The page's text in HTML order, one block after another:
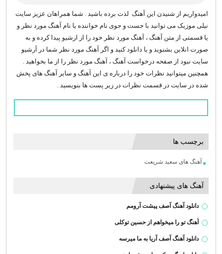
امیدواریم از شنیدن این آهنگ لذت برده باشید . شما همراهان عزیز سایت
نیلی موزیک می توانید با جست و جوی نام خواننده یا نام آهنگ مورد نظر و
یا قسمتی از متن آهنگ ، آهنگ مورد نظر خود را از ارشیو پیدا کرده و به
صورت انلاین بشنوید و یا دانلود کنید و اگر آهنگ مورد نظر شما در آرشیو
سایت نبود از صفحه درخواست آهنگ ، آهنگ مورد نظر را از ما بخواهید .
همچنین میتوانید نظرات خود را درباره ی این آهنگ و سایر آهنگ های پخش
شده در سایت در قسمت نظرات در زیر پست ها بنویسید .
برچسب ها
آهنگ های سعید شریعت
آهنگ های پیشنهادی
دانلود آهنگ آصف پیشت آرومم
آهنگ تو را میخواهم از حسین توکلی
دانلود آهنگ آصف آریا به ما میرسه